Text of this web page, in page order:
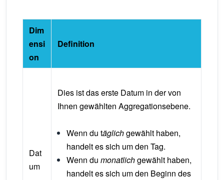
Dim
ensi
on
Definition
Dat
um
Dies ist das erste Datum in der von
Ihnen gewählten Aggregationsebene.
Wenn du täglichgewählt haben,
handelt es sich um den Tag.
Wenn du monatlichgewählt haben,
handelt es sich um den Beginn des